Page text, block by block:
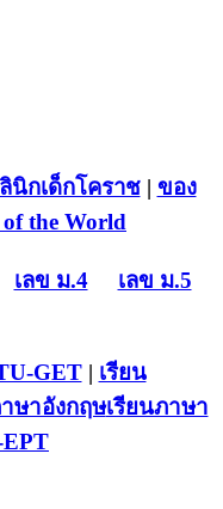
นิกเด็กโคราช| ของ
the World
เลข ม.4
เลข ม.5
GET| เรียน
ษาอังกฤษเรียนภาษา